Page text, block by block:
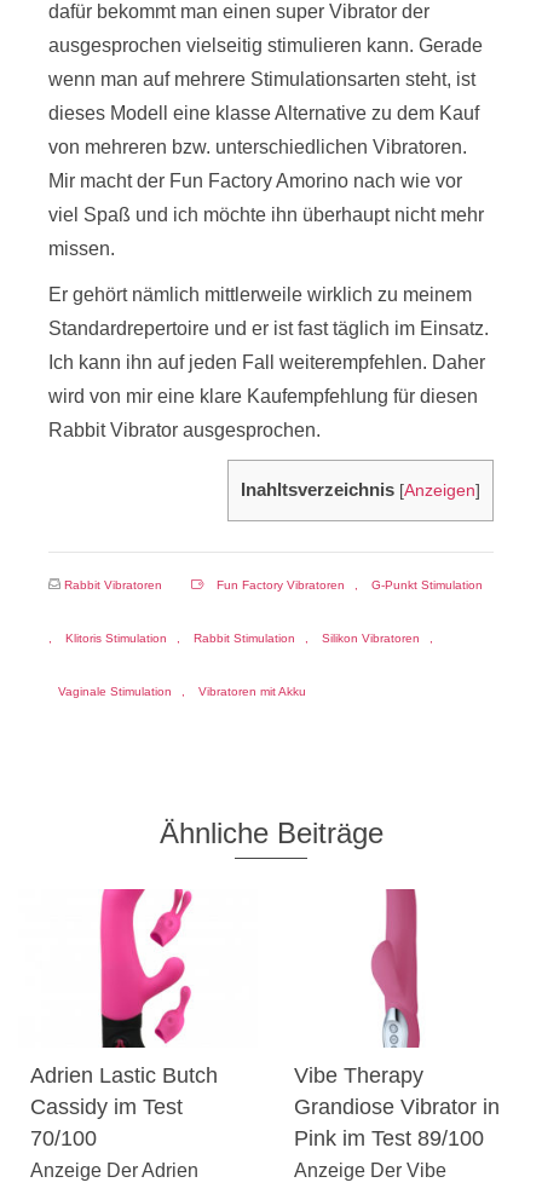
dafür bekommt man einen super Vibrator der
ausgesprochen vielseitig stimulieren kann. Gerade
wenn man auf mehrere Stimulationsarten steht, ist
dieses Modell eine klasse Alternative zu dem Kauf
von mehreren bzw. unterschiedlichen Vibratoren.
Mir macht der Fun Factory Amorino nach wie vor
viel Spaß und ich möchte ihn überhaupt nicht mehr
missen.
Er gehört nämlich mittlerweile wirklich zu meinem
Standardrepertoire und er ist fast täglich im Einsatz.
Ich kann ihn auf jeden Fall weiterempfehlen. Daher
wird von mir eine klare Kaufempfehlung für diesen
Rabbit Vibrator ausgesprochen.
Inahltsverzeichnis [Anzeigen]
Rabbit Vibratoren Fun Factory Vibratoren , G-Punkt Stimulation
, Klitoris Stimulation , Rabbit Stimulation , Silikon Vibratoren ,
Vaginale Stimulation , Vibratoren mit Akku
Ähnliche Beiträge
Adrien Lastic Butch
Cassidy im Test
70/100
Anzeige Der Adrien
Vibe Therapy
Grandiose Vibrator in
Pink im Test 89/100
Anzeige Der Vibe